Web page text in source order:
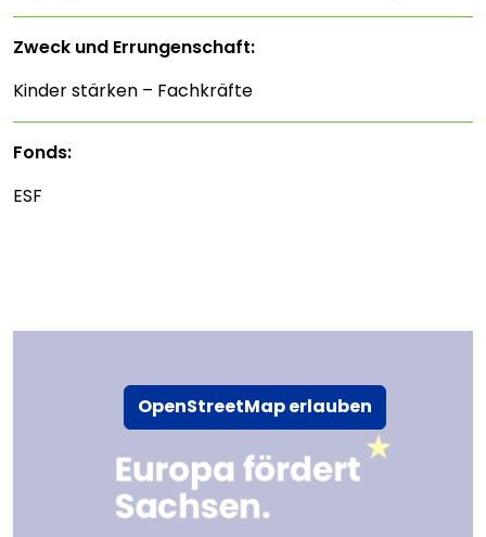
OpenStreetMap erlauben
Zweck und Errungenschaft:
Kinder stärken – Fachkräfte
Fonds:
ESF